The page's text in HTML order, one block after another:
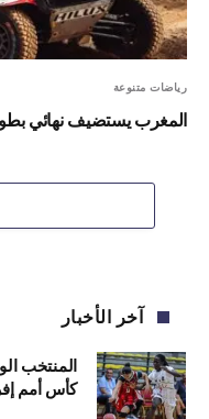
رياضات متنوعة
المغرب يستضيف نهائي بطولة
آخر الأخبار
المنتخب
كأس أمم